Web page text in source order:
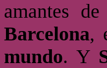
amantes
Barcelona,
mundo. Y